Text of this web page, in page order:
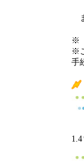
※
※
手
1.4